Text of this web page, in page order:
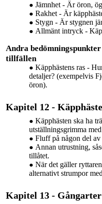
Jämnhet - Är öron,
Rakhet - Är
Stygn - Är stygnen
Allmänt intryck -
Andra
tillfällen
Käpphästens ras -
detaljer? (exempelvis
öron).
Kapitel 12 -
Käpphästen ska ha
utställningsgrimma
Fluff på någon del
Annan utrustning,
tillåtet.
När det gäller
alternativt strumpor
Kapitel 13 - Gångarter